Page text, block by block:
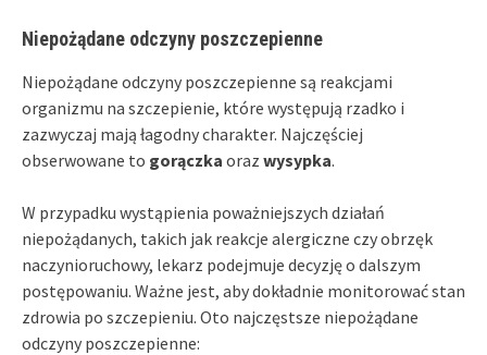
Niepożądane odczyny poszczepienne
Niepożądane odczyny poszczepienne są reakcjami
organizmu na szczepienie, które występują rzadko i
zazwyczaj mają łagodny charakter. Najczęściej
obserwowane to gorączka oraz wysypka.
W przypadku wystąpienia poważniejszych działań
niepożądanych, takich jak reakcje alergiczne czy obrzęk
naczynioruchowy, lekarz podejmuje decyzję o dalszym
postępowaniu. Ważne jest, aby dokładnie monitorować stan
zdrowia po szczepieniu. Oto najczęstsze niepożądane
odczyny poszczepienne: